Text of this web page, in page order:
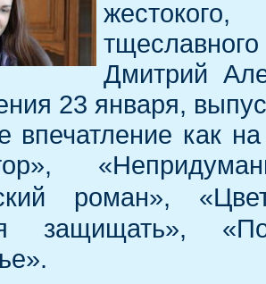
Дмитрий
23 января,
впечатление как
роман»,
защищать»,